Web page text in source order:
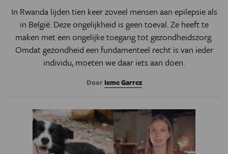
In Rwanda lijden tien keer zoveel mensen aan epilepsie als
in België. Deze ongelijkheid is geen toeval. Ze heeft te
maken met een ongelijke toegang tot gezondheidszorg.
Omdat gezondheid een fundamenteel recht is van ieder
individu, moeten we daar iets aan doen.
Door Ieme Garrez